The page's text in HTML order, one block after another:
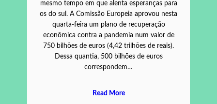
mesmo tempo em que alenta esperanças para
os do sul. A Comissão Europeia aprovou nesta
quarta-feira um plano de recuperação
econômica contra a pandemia num valor de
750 bilhões de euros (4,42 trilhões de reais).
Dessa quantia, 500 bilhões de euros
correspondem…
Read More